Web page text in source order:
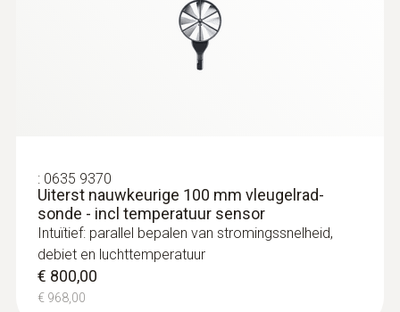
: 0635 9370
Uiterst nauwkeurige 100 mm vleugelrad-
sonde - incl temperatuur sensor
Intuïtief: parallel bepalen van stromingssnelheid,
debiet en luchttemperatuur
€ 800,00
€ 968,00